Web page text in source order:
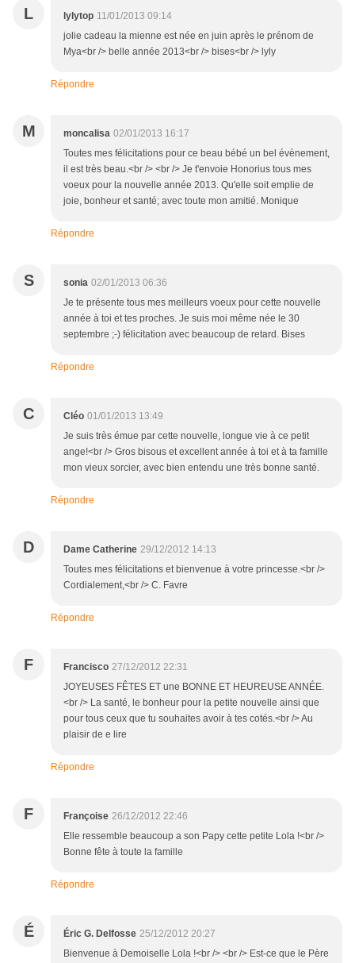
L lylytop 11/01/2013 09:14
jolie cadeau la mienne est née en juin après le prénom de
Mya<br /> belle année 2013<br /> bises<br /> lyly
Répondre
M moncalisa 02/01/2013 16:17
Toutes mes félicitations pour ce beau bébé un bel évènement,
il est très beau.<br /> <br /> Je t'envoie Honorius tous mes
voeux pour la nouvelle année 2013. Qu'elle soit emplie de
joie, bonheur et santé; avec toute mon amitié. Monique
Répondre
S sonia 02/01/2013 06:36
Je te présente tous mes meilleurs voeux pour cette nouvelle
année à toi et tes proches. Je suis moi même née le 30
septembre ;-) félicitation avec beaucoup de retard. Bises
Répondre
C Cléo 01/01/2013 13:49
Je suis très émue par cette nouvelle, longue vie à ce petit
ange!<br /> Gros bisous et excellent année à toi et à ta famille
mon vieux sorcier, avec bien entendu une très bonne santé.
Répondre
D Dame Catherine 29/12/2012 14:13
Toutes mes félicitations et bienvenue à votre princesse.<br />
Cordialement,<br /> C. Favre
Répondre
F Francisco 27/12/2012 22:31
JOYEUSES FÊTES ET une BONNE ET HEUREUSE ANNÉE.
<br /> La santé, le bonheur pour la petite nouvelle ainsi que
pour tous ceux que tu souhaites avoir à tes cotés.<br /> Au
plaisir de e lire
Répondre
F Françoise 26/12/2012 22:46
Elle ressemble beaucoup a son Papy cette petite Lola !<br />
Bonne fête à toute la famille
Répondre
É Éric G. Delfosse 25/12/2012 20:27
Bienvenue à Demoiselle Lola !<br /> <br /> Est-ce que le Père